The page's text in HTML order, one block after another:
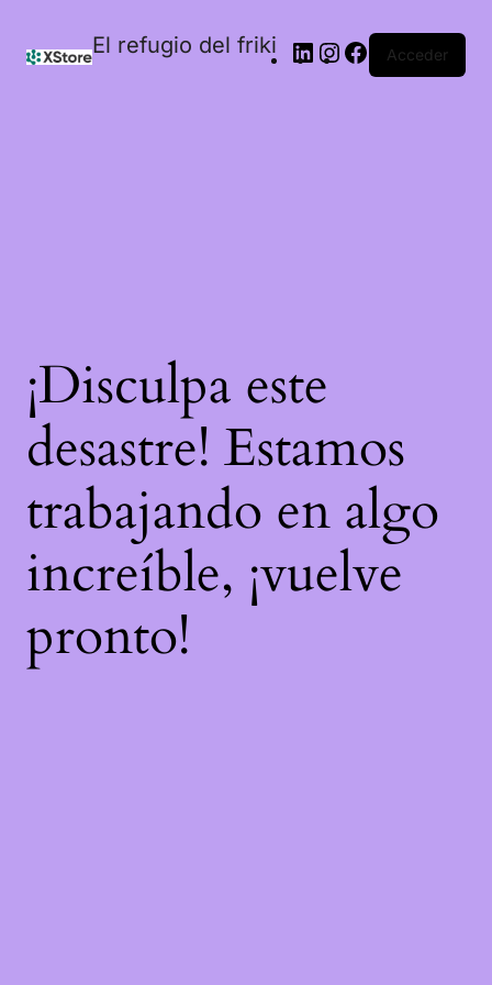
El refugio del friki Acceder
¡Disculpa este
desastre! Estamos
trabajando en algo
increíble, ¡vuelve
pronto!